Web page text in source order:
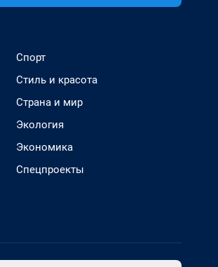
Спорт
Стиль и красота
Страна и мир
Экология
Экономика
Спецпроекты